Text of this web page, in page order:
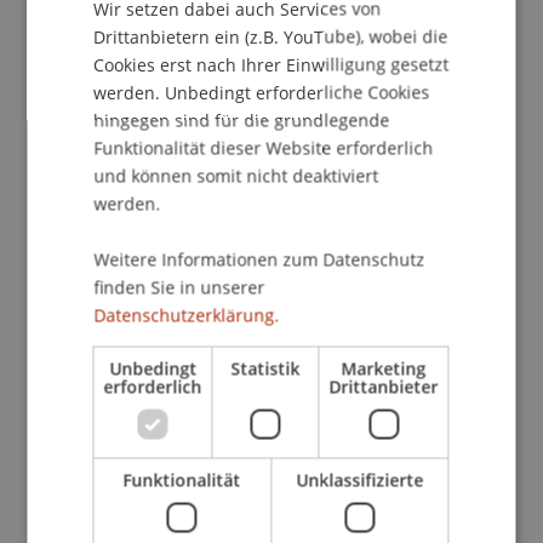
Am 24. September 2020 veröffentlichte die
Europäische Kommission einen Vorschlag zur
Regulierung der «Märkte für Kryptowerte»
(Markets in Crypto Assets; MiCAR) und setzte
damit einen ersten wichtigen Schritt zur
einheitlichen Regulierung aller Arten von
Kryptowerten, Dienstleistungen und Emissionen
primärmarktrechtliche Einordnung von Initial
Coin Offerings (ICOs) ist von Marktteilnehmern,
Aufsichtsbehörden und in der Wissenschaft
bisher intensiv diskutiert worden. Die MiCAR soll
die offenen Fragen beantworten und unionsweit
Rechtssicherheit beim öffentlichen Angebot von
Kryptowerten schaffen.
Zwischen MiCAR und dem liechtensteinischen
Gesetz über Token und VT-Dienstleister (TVTG)
Wir setzen dabei auch Services von
Drittanbietern ein (z.B. YouTube), wobei die
Cookies erst nach Ihrer Einwilligung gesetzt
werden. Unbedingt erforderliche Cookies
hingegen sind für die grundlegende
Funktionalität dieser Website erforderlich
und können somit nicht deaktiviert
werden.
Weitere Informationen zum Datenschutz
finden Sie in unserer
Datenschutzerklärung.
Unbedingt
erforderlich
Statistik Marketing
Drittanbieter
Funktionalität Unklassifizierte